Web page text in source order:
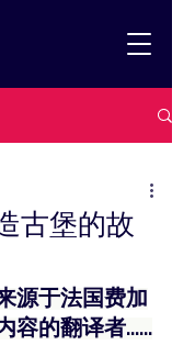
古堡的故
源于法国费加
容的翻译者......